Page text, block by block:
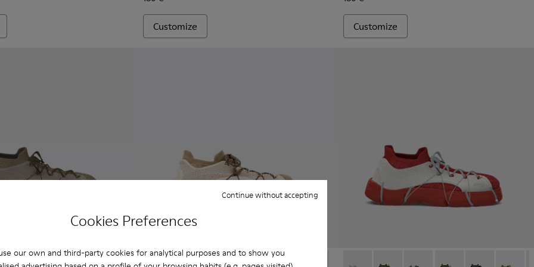
Cookies Preferences
our own and third-party cookies for analytical purposes and to show you
Continue without accepting
Customize Customize